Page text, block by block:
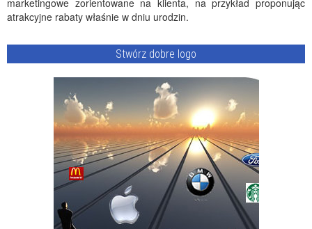
marketingowe zorientowane na klienta, na przykład proponując
atrakcyjne rabaty właśnie w dniu urodzin.
Stwórz dobre logo